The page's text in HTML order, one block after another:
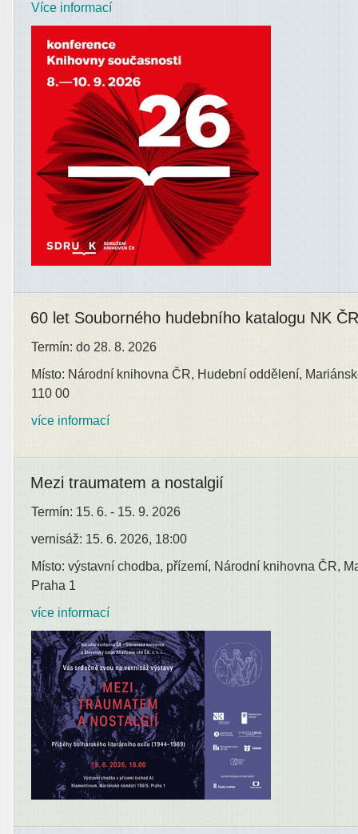
Více informací
60 let Souborného hudebního katalogu NK ČR
Termín: do 28. 8. 2026
Místo: Národní knihovna ČR, Hudební oddělení,
110 00
více informací
Mezi traumatem a nostalgií
Termín: 15. 6. - 15. 9. 2026
vernisáž: 15. 6. 2026, 18:00
Místo: výstavní chodba, přízemí, Národní knihovna ČR,
Praha 1
více informací